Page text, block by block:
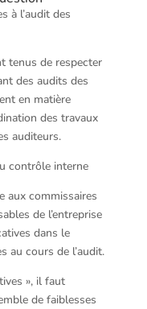
à l’audit des
tenus de respecter
des audits des
en matière
des travaux
auditeurs.
contrôle interne
aux commissaires
de l’entreprise
dans le
au cours de l’audit.
», il faut
de faiblesses